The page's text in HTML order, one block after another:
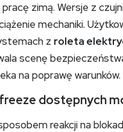
zimą. Wersje z
mechaniki.
z roleta
scenę
na poprawę warunków.
dostępnych
reakcji na